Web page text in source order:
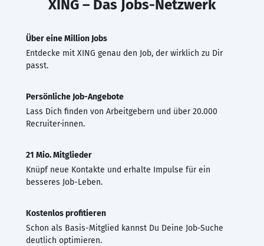
XING – Das Jobs-Netzwerk
Über eine Million Jobs
Entdecke mit XING genau den Job, der wirklich zu Dir
passt.
Persönliche Job-Angebote
Lass Dich finden von Arbeitgebern und über 20.000
Recruiter·innen.
21 Mio. Mitglieder
Knüpf neue Kontakte und erhalte Impulse für ein
besseres Job-Leben.
Kostenlos profitieren
Schon als Basis-Mitglied kannst Du Deine Job-Suche
deutlich optimieren.